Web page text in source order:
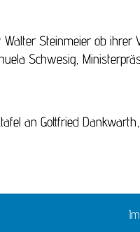
Steinmeier ob
Schwesig,
an Gottfried